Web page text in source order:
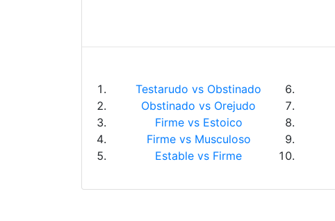
Testarudo vs Obstinado
Obstinado vs Orejudo
Firme vs Estoico
Firme vs Musculoso
Estable vs Firme